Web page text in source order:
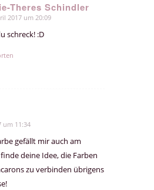
Theres Schindler
2017 um 20:09
schreck! :D
um 11:34
gefällt mir auch am
deine Idee, die Farben
zu verbinden übrigens